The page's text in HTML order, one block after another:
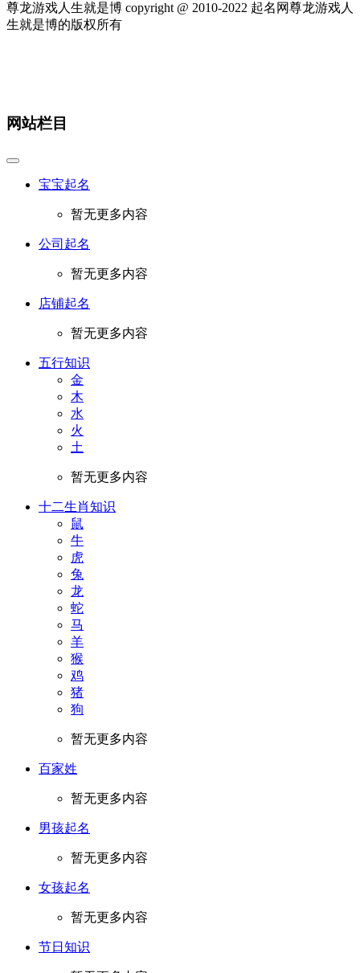
尊龙游戏人生就是博 copyright @ 2010-2022 起名网尊龙游戏人
生就是博的版权所有
网站栏目
宝宝起名
暂无更多内容
公司起名
暂无更多内容
店铺起名
暂无更多内容
五行知识
金
木
水
火
土
暂无更多内容
十二生肖知识
鼠
牛
虎
兔
龙
蛇
马
羊
猴
鸡
猪
狗
暂无更多内容
百家姓
暂无更多内容
男孩起名
暂无更多内容
女孩起名
暂无更多内容
节日知识